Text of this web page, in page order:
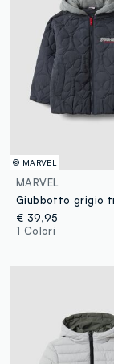
© MARVEL
MARVEL
€ 39,95
1 Colori